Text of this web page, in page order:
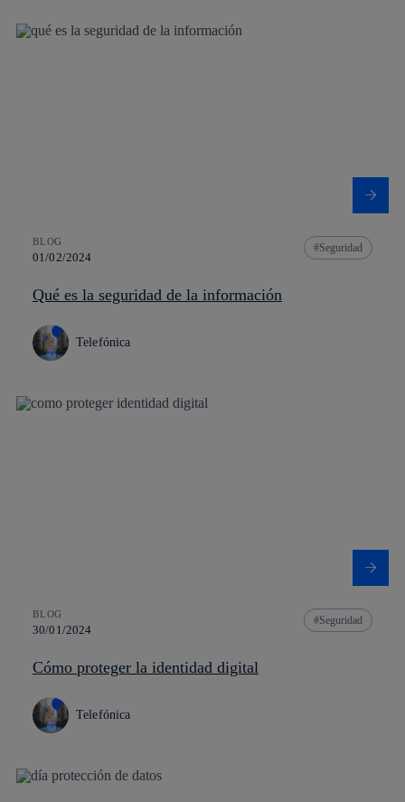
BLOG
01/02/2024
Seguridad
Qué es la seguridad de la información
Telefónica
BLOG
30/01/2024
Seguridad
Cómo proteger la identidad digital
Telefónica